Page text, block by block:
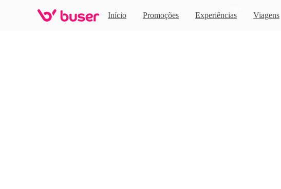
Início Promoções Experiências Viagens
Home